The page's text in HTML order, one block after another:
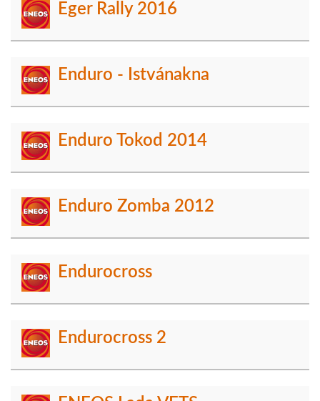
Eger Rally 2016
Enduro - Istvánakna
Enduro Tokod 2014
Enduro Zomba 2012
Endurocross
Endurocross 2